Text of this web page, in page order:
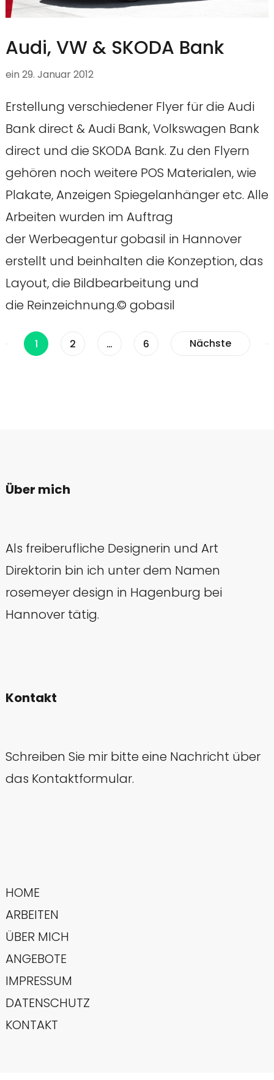
Audi, VW & SKODA Bank
ein 29. Januar 2012
Erstellung verschiedener Flyer für die Audi
Bank direct & Audi Bank, Volkswagen Bank
direct und die SKODA Bank. Zu den Flyern
gehören noch weitere POS Materialen, wie
Plakate, Anzeigen Spiegelanhänger etc. Alle
Arbeiten wurden im Auftrag
der Werbeagentur gobasil in Hannover
erstellt und beinhalten die Konzeption, das
Layout, die Bildbearbeitung und
die Reinzeichnung.© gobasil
Seite
1 Seite
2 … Seite
6 Nächste
Über mich
Als freiberufliche Designerin und Art
Direktorin bin ich unter dem Namen
rosemeyer design in Hagenburg bei
Hannover tätig.
Kontakt
Schreiben Sie mir bitte eine Nachricht über
das Kontaktformular.
HOME
ARBEITEN
ÜBER MICH
ANGEBOTE
IMPRESSUM
DATENSCHUTZ
KONTAKT